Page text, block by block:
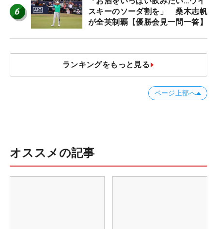
6
スキーのソーダ割を」 桑木志帆
が全英制覇【優勝会見一問一答】
ランキングをもっと見る
ページ上部へ
オススメの記事